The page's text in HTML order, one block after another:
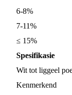
6-8%
7-11%
≤ 15%
Spesifikasie
Wit tot liggeel
Kenmerkend